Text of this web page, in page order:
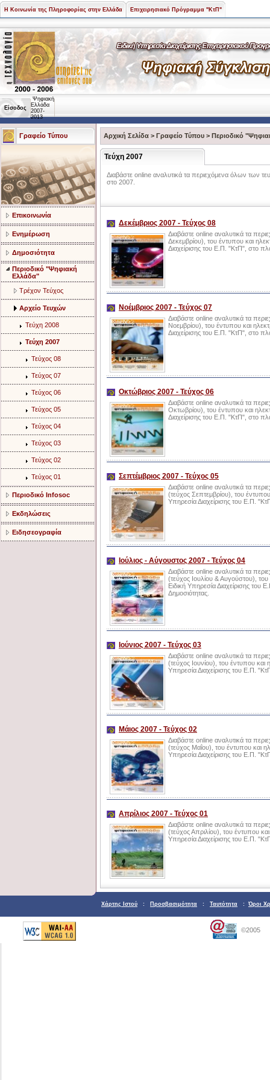
Η Κοινωνία της Πληροφορίας στην Ελλάδα Επιχειρησιακό Πρόγραμμα "ΚτΠ"
Είσοδος
Ψηφιακή
Ελλάδα
2007-
2013
Γραφείο Τύπου
Επικοινωνία
Ενημέρωση
Δημοσιότητα
Περιοδικό "Ψηφιακή
Ελλάδα"
Τρέχον Τεύχος
Αρχείο Τευχών
Τεύχη 2008
Τεύχη 2007
Τεύχος 08
Τεύχος 07
Τεύχος 06
Τεύχος 05
Τεύχος 04
Τεύχος 03
Τεύχος 02
Τεύχος 01
Περιοδικό Infosoc
Εκδηλώσεις
Ειδησεογραφία
Αρχική Σελίδα > Γραφείο Τύπου > Περιοδικό
Τεύχη 2007
Διαβάστε online αναλυτικά τα περιεχόμενα όλων των
στο 2007.
Δεκέμβριος 2007 - Τεύχος 08
Διαβάστε online αναλυτικά τα
Δεκεμβρίου), του έντυπου και
Διαχείρισης του Ε.Π. "ΚτΠ", στο
Νοέμβριος 2007 - Τεύχος 07
Διαβάστε online αναλυτικά τα
Νοεμβρίου), του έντυπου και
Διαχείρισης του Ε.Π. "ΚτΠ", στο
Οκτώβριος 2007 - Τεύχος 06
Διαβάστε online αναλυτικά τα
Οκτωβρίου), του έντυπου και
Διαχείρισης του Ε.Π. "ΚτΠ", στο
Σεπτέμβριος 2007 - Τεύχος 05
Διαβάστε online αναλυτικά τα
(τεύχος Σεπτεμβρίου), του
Υπηρεσία Διαχείρισης του Ε.Π.
Ιούλιος - Αύγουστος 2007 - Τεύχος 04
Διαβάστε online αναλυτικά τα
(τεύχος Ιουλίου & Αυγούστου),
Ειδική Υπηρεσία Διαχείρισης
Δημοσιότητας.
Ιούνιος 2007 - Τεύχος 03
Διαβάστε online αναλυτικά τα
(τεύχος Ιουνίου), του έντυπου και
Υπηρεσία Διαχείρισης του Ε.Π.
Μάιος 2007 - Τεύχος 02
Διαβάστε online αναλυτικά τα
(τεύχος Μαΐου), του έντυπου και
Υπηρεσία Διαχείρισης του Ε.Π.
Απρίλιος 2007 - Τεύχος 01
Διαβάστε online αναλυτικά τα
(τεύχος Απριλίου), του έντυπου
Υπηρεσία Διαχείρισης του Ε.Π.
Χάρτης Ιστού : Προσβασιμότητα : Ταυτότητα : Όροι
©2005